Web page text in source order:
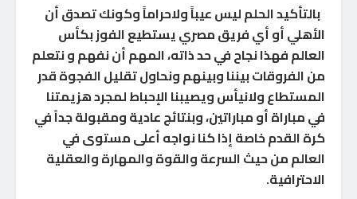
بالتأكيد الحلم ليس عيباً ولاحراماً وكونك تصدق أن
الأهلي أو أي فريق مصري يستطيع الفوز بكأس
العالم فهذا نجاح في حد ذاته، المهم أن نفهم و نتعلم
من الفروقات بيننا وبينهم ونحاول تقليل الفجوة قدر
المستطاع ولانيأس ويصيبنا الإحباط لمجرد هزيمتنا
في مباراة أو مباراتين، وبنتائج عادية ومقبولة جداً في
كرة القدم خاصة إذا كنا نواجه أعلى مستوى في
العالم من حيث السرعة والقوة والمهارة والعقلية
الاحترافية.